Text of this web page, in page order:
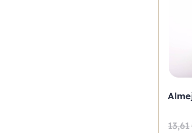
13,61